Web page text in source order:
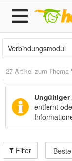
27 Artikel zum Thema
Ungültiger
entfernt
Filter